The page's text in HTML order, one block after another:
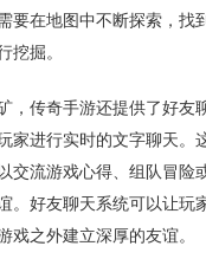
要在地图中不断探索，找
挖掘。
，传奇手游还提供了好友
家进行实时的文字聊天。
交流游戏心得、组队冒险
。好友聊天系统可以让玩
戏之外建立深厚的友谊。